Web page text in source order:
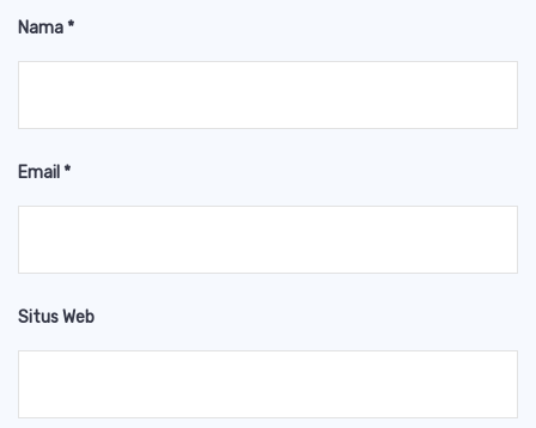
Nama*
Email *
Situs Web